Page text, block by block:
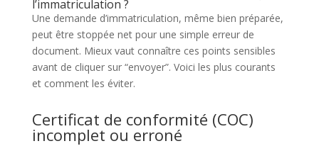
l’immatriculation ?
Une demande d’immatriculation, même bien préparée,
peut être stoppée net pour une simple erreur de
document. Mieux vaut connaître ces points sensibles
avant de cliquer sur “envoyer”. Voici les plus courants
et comment les éviter.
Certificat de conformité (COC)
incomplet ou erroné